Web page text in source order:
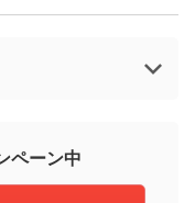
ペーン中